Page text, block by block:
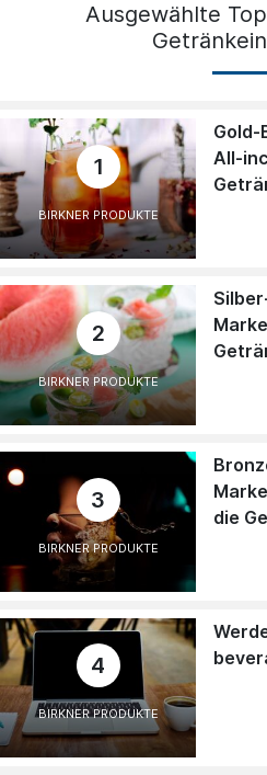
Ausgewählte
1
BIRKNER PRODUKTE
Gold-
All-
2
BIRKNER PRODUKTE
3
BIRKNER PRODUKTE
die
4
BIRKNER PRODUKTE